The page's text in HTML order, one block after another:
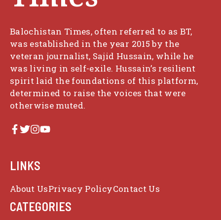
Balochistan Times, often referred to as BT,
was established in the year 2015 by the
veteran journalist, Sajid Hussain, while he
was living in self-exile. Hussain’s resilient
spirit laid the foundations of this platform,
determined to raise the voices that were
otherwise muted.
LINKS
About UsPrivacy PolicyContact Us
CATEGORIES